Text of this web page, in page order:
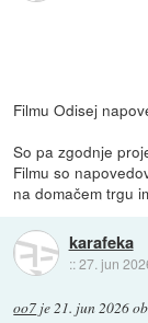
Filmu Odisej
So pa zgodnje
Filmu so
na domačem trgu
karafeka
::27. jun
oo7 je21. jun 2026